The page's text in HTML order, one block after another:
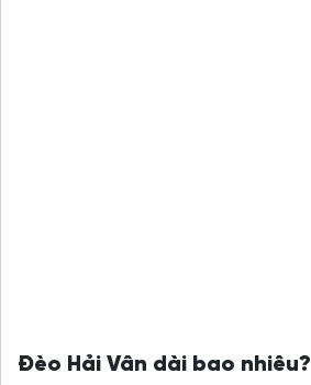
Đèo Hải Vân dài bao nhiêu?